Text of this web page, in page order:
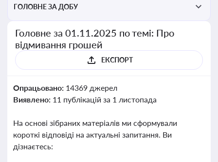
ГОЛОВНЕ ЗА ДОБУ
Головне за 01.11.2025 по темі: Про
відмивання грошей
ЕКСПОРТ
Опрацьовано: 14369 джерел
Виявлено: 11 публікацій за 1 листопада
На основі зібраних матеріалів ми сформували
короткі відповіді на актуальні запитання. Ви
дізнаєтесь: